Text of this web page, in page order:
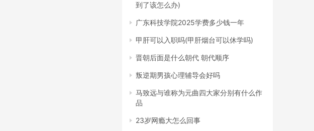
到了该怎么办)
广东科技学院2025学费多少钱一年
甲肝可以入职吗(甲肝烟台可以休学吗)
晋朝后面是什么朝代 朝代顺序
叛逆期男孩心理辅导会好吗
马致远与谁称为元曲四大家分别有什么作
品
23岁网瘾大怎么回事